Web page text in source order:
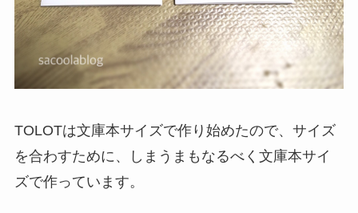
TOLOTは文庫本サイズで作り始めたので、サイズ
を合わすために、しまうまもなるべく文庫本サイ
ズで作っています。